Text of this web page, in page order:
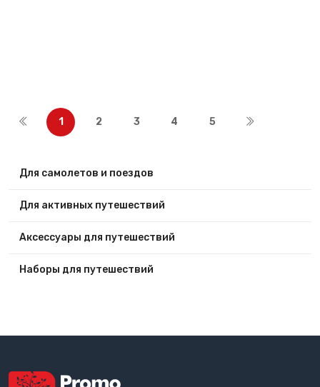
Для самолетов и поездов
Для активных путешествий
Аксессуары для путешествий
Наборы для путешествий
1 2 3 4 5